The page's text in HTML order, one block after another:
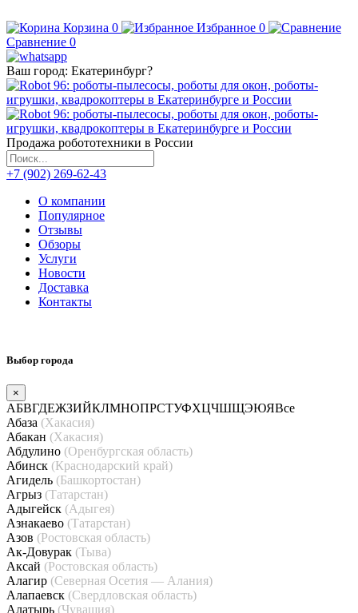
Корзина 0 Избранное 0
Сравнение 0
Ваш город: Екатеринбург?
Продажа робототехники в России
+7 (902) 269-62-43
О компании
Популярное
Отзывы
Обзоры
Услуги
Новости
Доставка
Контакты
Выбор города
×
АБВГДЕЖЗИЙКЛМНОПРСТУФХЦЧШЩЭЮЯВсе
Абаза (Хакасия)
Абакан (Хакасия)
Абдулино (Оренбургская область)
Абинск (Краснодарский край)
Агидель (Башкортостан)
Агрыз (Татарстан)
Адыгейск (Адыгея)
Азнакаево (Татарстан)
Азов (Ростовская область)
Ак-Довурак (Тыва)
Аксай (Ростовская область)
Алагир (Северная Осетия — Алания)
Алапаевск (Свердловская область)
Алатырь (Чувашия)